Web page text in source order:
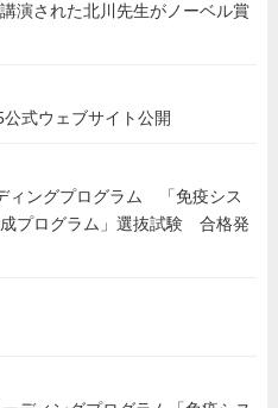
演された北川先生がノーベル賞
式ウェブサイト公開
ィングプログラム 「免疫シス
プログラム」選抜試験 合格発